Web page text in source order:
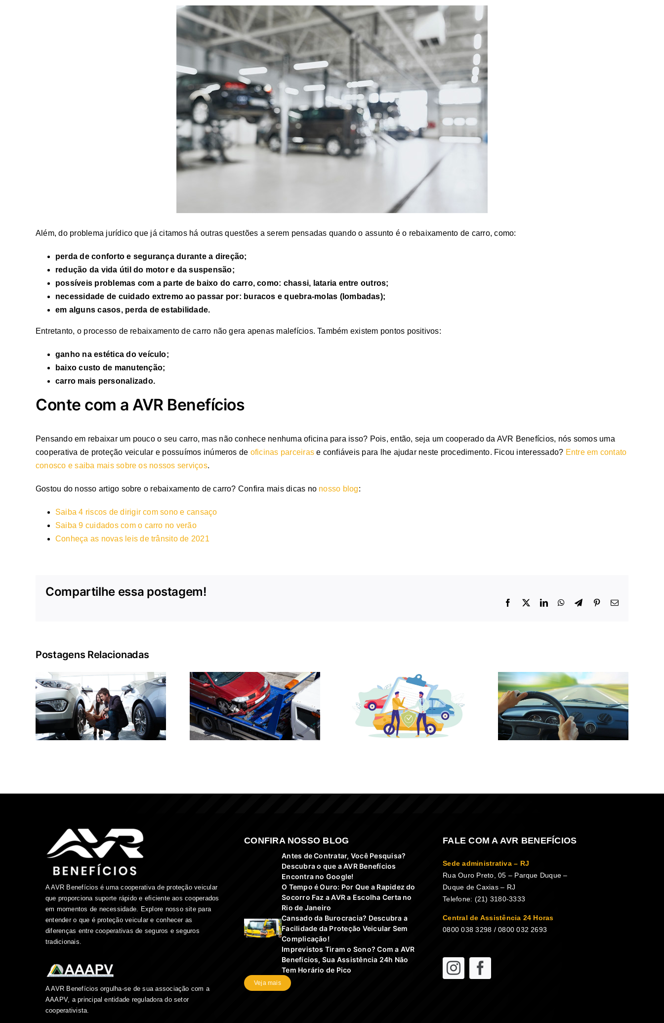
Além, do problema jurídico que já citamos há outras questões a serem pensadas quando o assunto é o rebaixamento de carro, como:
perda de conforto e segurança durante a direção;
redução da vida útil do motor e da suspensão;
possíveis problemas com a parte de baixo do carro, como: chassi, lataria entre outros;
necessidade de cuidado extremo ao passar por: buracos e quebra-molas (lombadas);
em alguns casos, perda de estabilidade.
Entretanto, o processo de rebaixamento de carro não gera apenas malefícios. Também existem pontos positivos:
ganho na estética do veículo;
baixo custo de manutenção;
carro mais personalizado.
Conte com a AVR Benefícios
Pensando em rebaixar um pouco o seu carro, mas não conhece nenhuma oficina para isso? Pois, então, seja um cooperado da AVR Benefícios, nós somos uma
cooperativa de proteção veicular e possuímos inúmeros de oficinas parceiras e confiáveis para lhe ajudar neste procedimento. Ficou interessado? Entre em contato
conosco e saiba mais sobre os nossos serviços.
Gostou do nosso artigo sobre o rebaixamento de carro? Confira mais dicas no nosso blog:
Saiba 4 riscos de dirigir com sono e cansaço
Saiba 9 cuidados com o carro no verão
Conheça as novas leis de trânsito de 2021
Compartilhe essa postagem!
Facebook
X LinkedInWhatsApp
TelegramPinterest
E-
Postagens Relacionadas
A AVR Benefícios é uma cooperativa de proteção veicular
que proporciona suporte rápido e eficiente aos cooperados
em momentos de necessidade. Explore nosso site para
entender o que é proteção veicular e conhecer as
diferenças entre cooperativas de seguros e seguros
tradicionais.
A AVR Benefícios orgulha-se de sua associação com a
AAAPV, a principal entidade reguladora do setor
cooperativista.
CONFIRA NOSSO BLOG
Antes de Contratar, Você Pesquisa?
Descubra o que a AVR Benefícios
Encontra no Google!
O Tempo é Ouro: Por Que a Rapidez do
Socorro Faz a AVR a Escolha Certa no
Rio de Janeiro
Cansado da Burocracia? Descubra a
Facilidade da Proteção Veicular Sem
Complicação!
Imprevistos Tiram o Sono? Com a AVR
Benefícios, Sua Assistência 24h Não
Tem Horário de Pico
Veja mais
FALE COM A AVR BENEFÍCIOS
Sede administrativa – RJ
Rua Ouro Preto, 05 – Parque Duque –
Duque de Caxias – RJ
Telefone: (21) 3180-3333
Central de Assistência 24 Horas
0800 038 3298 / 0800 032 2693